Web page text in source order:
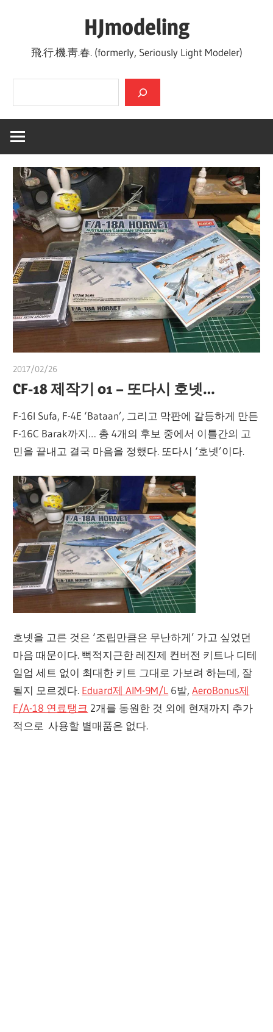
HJmodeling
飛.行.機.靑.春. (formerly, Seriously Light Modeler)
검색
2017/02/26
CF-18 제작기 01 – 또다시 호넷…
F-16I Sufa, F-4E ‘Bataan’, 그리고 막판에 갈등하게 만든
F-16C Barak까지… 총 4개의 후보 중에서 이틀간의 고
민을 끝내고 결국 마음을 정했다. 또다시 ‘호넷’이다.
호넷을 고른 것은 ‘조립만큼은 무난하게’ 가고 싶었던
마음 때문이다. 뻑적지근한 레진제 컨버전 키트나 디테
일업 세트 없이 최대한 키트 그대로 가보려 하는데, 잘
될지 모르겠다. Eduard제 AIM-9M/L 6발,AeroBonus제
F/A-18 연료탱크 2개를 동원한 것 외에 현재까지 추가
적으로 사용할 별매품은 없다.